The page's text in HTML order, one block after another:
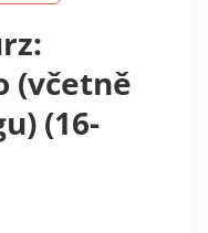
(včetně
(16-